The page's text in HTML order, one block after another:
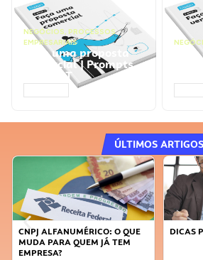
NEGÓCIOS, PROCESSOS
EMPRESARIAIS
Faça uma proposta
comercial | Prompts
ChatGPT
ÚLTIMOS ARTIGOS
CNPJ ALFANUMÉRICO: O QUE
MUDA PARA QUEM JÁ TEM
EMPRESA?
DICAS